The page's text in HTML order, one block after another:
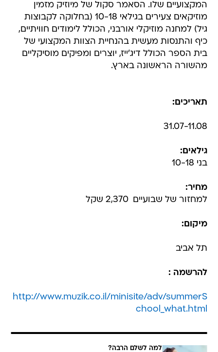
המקצועיים שלו. הסאמר סקול של מיוזיק מזמין
מוזיקאים צעירים בגילאי 10-18 (בחלוקה לקבוצות
גיל) למחנה מוזיקלי אורבני, הכולל לימודים חוויתיים,
כיף והתנסות מעשית בהנחיית הצוות המקצועי של
בית הספר הכולל דיג'ייז, יוצרים ומפיקים מוסיקליים
מהשורה הראשונה בארץ.
תאריכים:
31.07-11.08
גילאים:
בני 10-18
מחיר:
למחזור של שבועיים  2,370 שקל
מיקום:
תל אביב
להרשמה :
http://www.muzik.co.il/minisite/adv/summerS
chool_what.html
למה לשלם הרבה?